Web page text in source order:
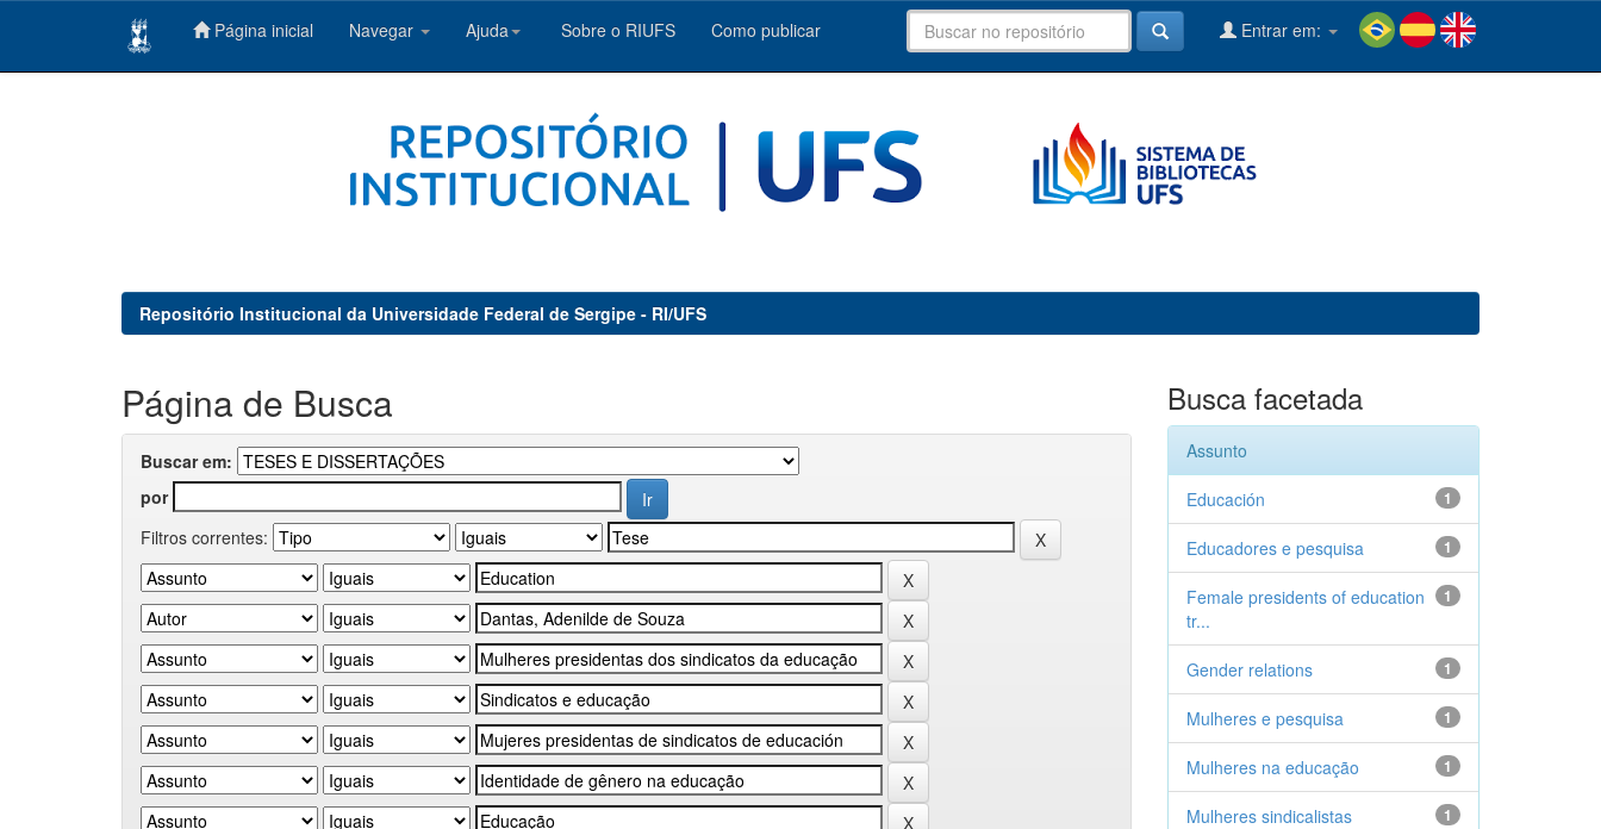
Página inicial Navegar Ajuda Sobre o RIUFS Como publicar Entrar em:
Repositório Institucional da Universidade Federal de Sergipe - RI/UFS
Página de Busca
Buscar em:
por
Filtros correntes:
Busca facetada
Assunto
1
Educación
1
Educadores e pesquisa
1
Female presidents of education
tr...
1
Gender relations
1
Mulheres e pesquisa
1
Mulheres na educação
1
Mulheres sindicalistas